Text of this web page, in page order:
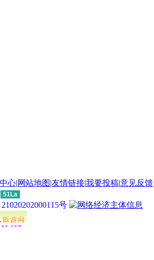
心|网站地图|友情链接|我要投稿|意见反馈
51La
号